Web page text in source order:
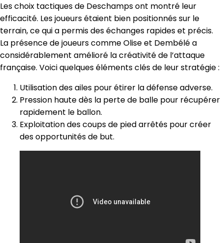
Les choix tactiques de Deschamps ont montré leur
efficacité. Les joueurs étaient bien positionnés sur le
terrain, ce qui a permis des échanges rapides et précis.
La présence de joueurs comme Olise et Dembélé a
considérablement amélioré la créativité de l’attaque
française. Voici quelques éléments clés de leur stratégie :
Utilisation des ailes pour étirer la défense adverse.
Pression haute dès la perte de balle pour récupérer
rapidement le ballon.
Exploitation des coups de pied arrêtés pour créer
des opportunités de but.